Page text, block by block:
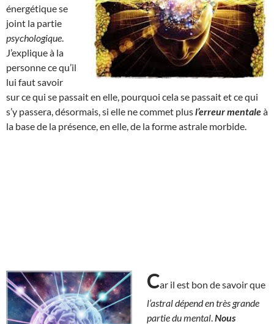
énergétique se
joint la partie
psychologique
J’explique à la
personne ce qu’il
lui faut savoir
sur ce qui se passait en elle, pourquoi cela se passait et ce qui
s’y passera, désormais, si elle ne commet plusl’erreur mentaleà
la base de la présence, en elle, de la forme astrale morbide.
Car il est bon de savoir que
l’astral dépend en très grande
partie du mental Nous